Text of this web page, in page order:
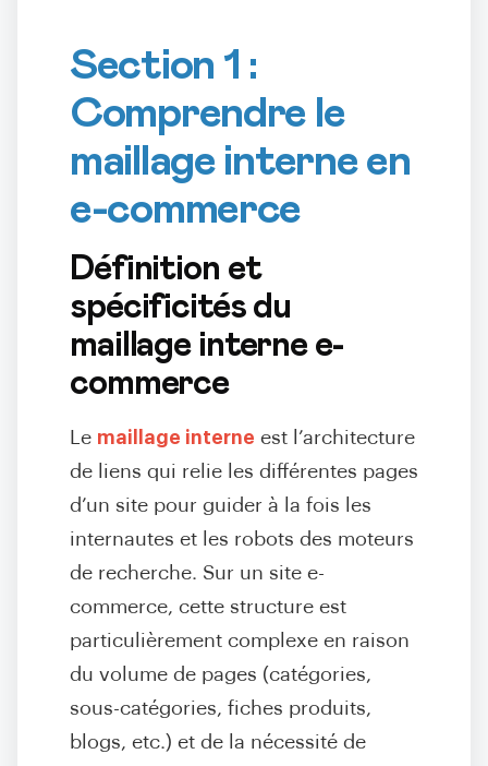
Section 1 :
Comprendre le
maillage interne en
e-commerce
Définition et
spécificités du
maillage interne e-
commerce
Le maillage interne est l’architecture
de liens qui relie les différentes pages
d’un site pour guider à la fois les
internautes et les robots des moteurs
de recherche. Sur un site e-
commerce, cette structure est
particulièrement complexe en raison
du volume de pages (catégories,
sous-catégories, fiches produits,
blogs, etc.) et de la nécessité de